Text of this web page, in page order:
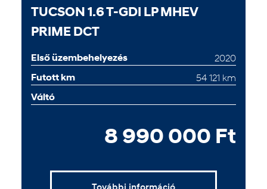
TUCSON 1.6 T-GDI LP MHEV
PRIME DCT
Első üzembehelyezés
2020
Futott km
54 121 km
Váltó
8 990 000 Ft